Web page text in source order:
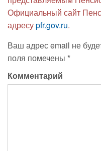
Официальный сайт
адресуpfr.gov.ru.
Ваш адрес email не
поля помечены *
Комментарий